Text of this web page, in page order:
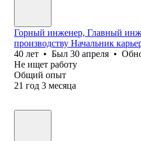
Горный инженер, Главный
производству Начальник
40 лет • Был 30 апреля •
Не ищет работу
Общий опыт
21 год 3 месяца